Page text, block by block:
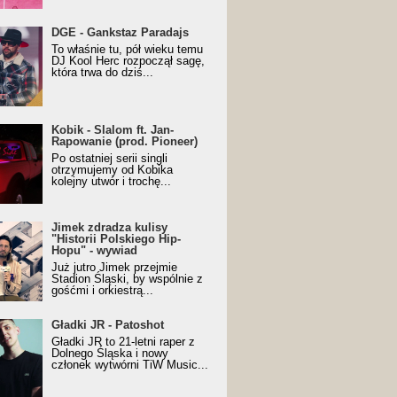
z nagrodą za
Trueschoolowy
Roku (Popkillery 2023)
DGE - Gankstaz Paradajs
To właśnie tu, pół wieku temu
DJ Kool Herc rozpoczął sagę,
która trwa do dziś...
- Slalom ft. Jan-
(prod. Pioneer)
Music Visualiser]
Kobik - Slalom ft. Jan-
Rapowanie (prod. Pioneer)
Po ostatniej serii singli
otrzymujemy od Kobika
kolejny utwór i trochę...
zdradza kulisy "Historii
Hip-Hopu" - wywiad
Jimek zdradza kulisy
"Historii Polskiego Hip-
Hopu" - wywiad
Już jutro Jimek przejmie
Stadion Śląski, by wspólnie z
gośćmi i orkiestrą...
JR - Patoshot
Gładki JR - Patoshot
Gładki JR to 21-letni raper z
Dolnego Śląska i nowy
członek wytwórni TiW Music...